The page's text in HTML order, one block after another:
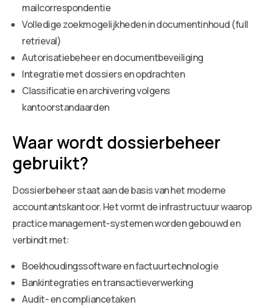
mailcorrespondentie
Volledige zoekmogelijkheden in documentinhoud (full
retrieval)
Autorisatiebeheer en documentbeveiliging
Integratie met dossiers en opdrachten
Classificatie en archivering volgens
kantoorstandaarden
Waar wordt dossierbeheer
gebruikt?
Dossierbeheer staat aan de basis van het moderne
accountantskantoor. Het vormt de infrastructuur waarop
practice management-systemen worden gebouwd en
verbindt met:
Boekhoudingssoftware en factuurtechnologie
Bankintegraties en transactieverwerking
Audit- en compliancetaken